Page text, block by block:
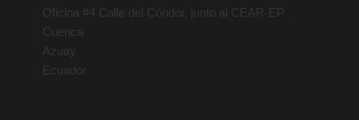
Oficina #4 Calle del Cóndor, junto al CEAR-EP
Cuenca
Azuay
Ecuador